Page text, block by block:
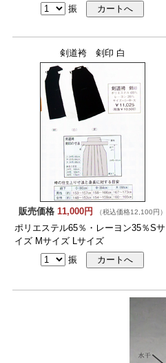
振
剣道袴 剣印 白
販売価格11,000円 （税込価格12,100円）
ポリエステル65％・レーヨン35％Sサ
イズ Mサイズ Lサイズ
振